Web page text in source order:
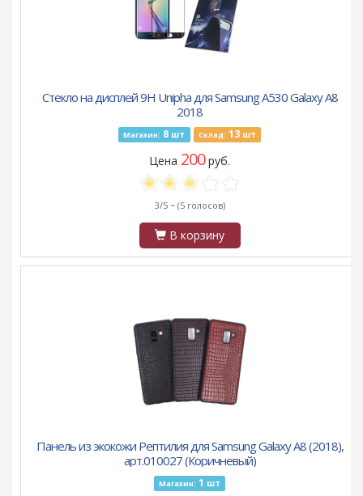
Стекло на дисплей 9H Unipha для Samsung A530 Galaxy A8
2018
Магазин: 8 шт Склад: 13шт
Цена 200руб.
3/5 ~ (5 голосов)
В корзину
Панель из экокожи Рептилия для Samsung Galaxy A8 (2018),
арт.010027 (Коричневый)
Магазин: 1 шт